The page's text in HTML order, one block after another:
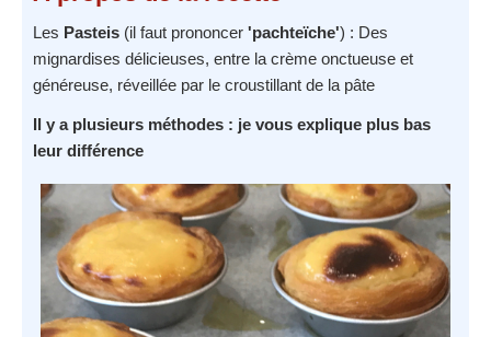
Les Pasteis (il faut prononcer 'pachteïche') : Des
mignardises délicieuses, entre la crème onctueuse et
généreuse, réveillée par le croustillant de la pâte
Il y a plusieurs méthodes : je vous explique plus bas
leur différence